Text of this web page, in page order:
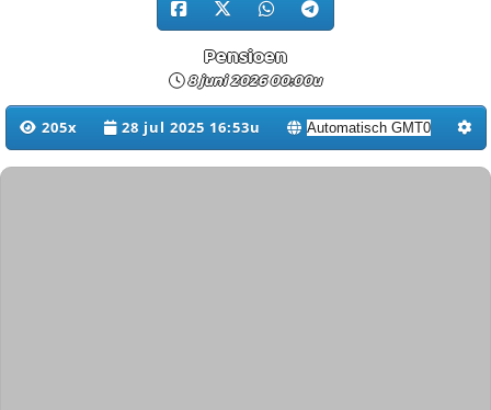
Pensioen
8 juni 2026 00:00u
205x 28 jul 2025 16:53u